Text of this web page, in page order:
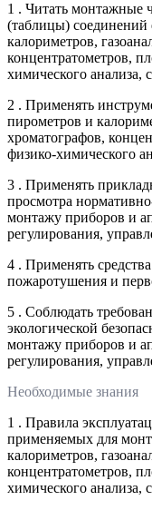
1 . Читать монтажные
(таблицы) соединений
калориметров,
концентратометров,
химического анализа,
2 . Применять
пирометров и
хроматографов,
физико-химического
3 . Применять
просмотра
монтажу приборов и
регулирования,
4 . Применять
пожаротушения и
5 . Соблюдать
экологической
монтажу приборов и
регулирования,
Необходимые знания
1 . Правила
применяемых для
калориметров,
концентратометров,
химического анализа,